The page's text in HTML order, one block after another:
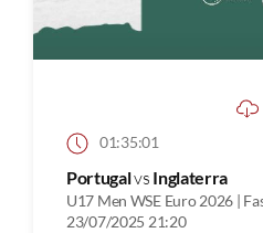
01:35:01
Portugalvs Inglaterra
U17 Men WSE Euro 2026 |
23/07/2025 21:20